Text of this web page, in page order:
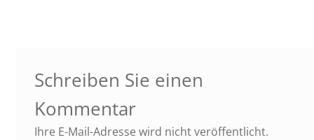
Schreiben Sie einen
Kommentar
Ihre E-Mail-Adresse wird nicht veröffentlicht.